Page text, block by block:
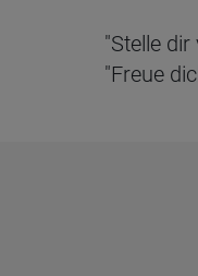
"Stelle
"Freue